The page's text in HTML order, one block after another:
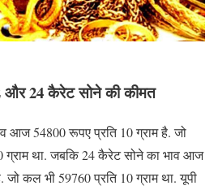
24 कैरेट सोने की कीमत
आज 54800 रूपए प्रति 10 ग्राम है. जो
ग्राम था. जबकि 24 कैरेट सोने का भाव आज
जो कल भी 59760 प्रति 10 ग्राम था. यूपी